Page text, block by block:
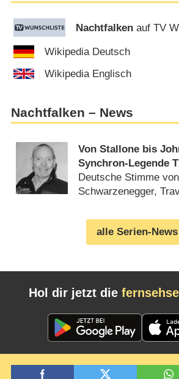
Nachtfalken auf TV
Wikipedia Deutsch
Wikipedia Englisch
Nachtfalken – News
Von Stallone bis
Synchron-Legende
Danneberg
Deutsche Stimme von
Schwarzenegger,
alle Serien-News
Hol dir jetzt die